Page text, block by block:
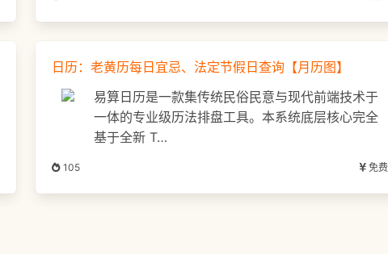
日历：老黄历每日宜忌、法定节假日查询【月历图】
易算日历是一款集传统民俗民意与现代前端技术于
一体的专业级历法排盘工具。本系统底层核心完全
基于全新 T…
105 免费